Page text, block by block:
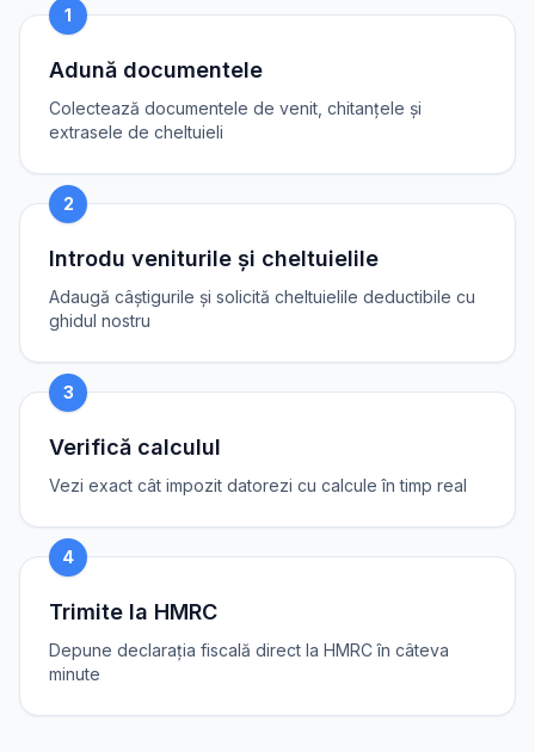
1
Adună documentele
Colectează documentele de venit, chitanțele și
extrasele de cheltuieli
2
Introdu veniturile și cheltuielile
Adaugă câștigurile și solicită cheltuielile deductibile cu
ghidul nostru
3
Verifică calculul
Vezi exact cât impozit datorezi cu calcule în timp real
4
Trimite la HMRC
Depune declarația fiscală direct la HMRC în câteva
minute